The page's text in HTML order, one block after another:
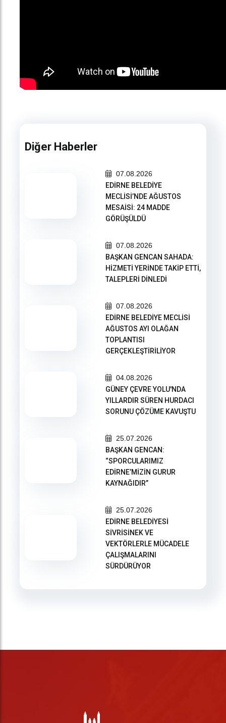
Diğer Haberler
07.08.2026
EDİRNE BELEDİYE
MECLİSİ’NDE AĞUSTOS
MESAİSİ: 24 MADDE
GÖRÜŞÜLDÜ
07.08.2026
BAŞKAN GENCAN SAHADA:
HİZMETİ YERİNDE TAKİP ETTİ,
TALEPLERİ DİNLEDİ
07.08.2026
EDİRNE BELEDİYE MECLİSİ
AĞUSTOS AYI OLAĞAN
TOPLANTISI
GERÇEKLEŞTİRİLİYOR
04.08.2026
GÜNEY ÇEVRE YOLU'NDA
YILLARDIR SÜREN HURDACI
SORUNU ÇÖZÜME KAVUŞTU
25.07.2026
BAŞKAN GENCAN:
“SPORCULARIMIZ
EDİRNE’MİZİN GURUR
KAYNAĞIDIR”
25.07.2026
EDİRNE BELEDİYESİ
SİVRİSİNEK VE
VEKTÖRLERLE MÜCADELE
ÇALIŞMALARINI
SÜRDÜRÜYOR